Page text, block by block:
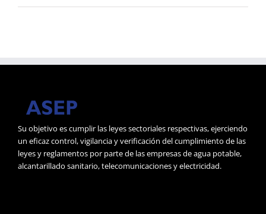
Su objetivo es cumplir las leyes sectoriales respectivas, ejerciendo
un eficaz control, vigilancia y verificación del cumplimiento de las
leyes y reglamentos por parte de las empresas de agua potable,
alcantarillado sanitario, telecomunicaciones y electricidad.